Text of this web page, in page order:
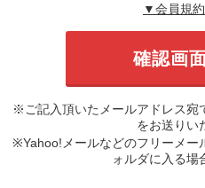
▼会員規
※ご記入頂いたメールアドレス宛
をお送りい
※Yahoo!メールなどのフリーメー
ォルダに入る場